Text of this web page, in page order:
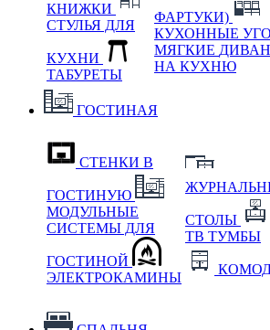
КНИЖКИ
СТУЛЬЯ ДЛЯ
КУХНИ
ТАБУРЕТЫ
ФАРТУКИ)
КУХОННЫЕ
МЯГКИЕ
НА КУХНЮ
ГОСТИНАЯ
СТЕНКИ В
ГОСТИНУЮ
МОДУЛЬНЫЕ
СИСТЕМЫ ДЛЯ
ГОСТИНОЙ
ЭЛЕКТРОКАМИНЫ
СТОЛЫ
ТВ ТУМБЫ